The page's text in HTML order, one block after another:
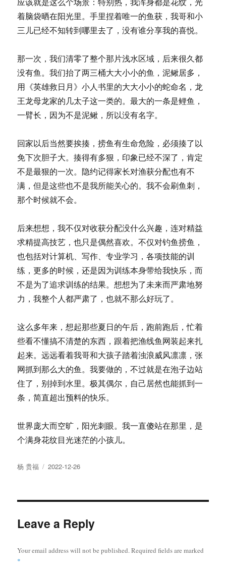
着脑袋晒在阳光里。手里捏着唯一的鱼获，我哥和小
三儿已经不知转到哪里去了，没有谁分享我的喜悦。
那一次，我们清零了整个那片浅水区域，后来很久都
没有鱼。我们抬了两三桶大大小小的鱼，泥鳅居多，
用《英雄救日月》小人书里的大大小小的蛇命名，龙
王龙母龙家的几太子这一类的。最大的一条是鲤鱼，
一臂长，因为不是泥鳅，所以没有名字。
回家以后当然要挨揍，捞鱼有生命危险，必须揍了以
免下次胆子大。揍得有多狠，印象已经不深了，肯定
不是最狠的一次。隐约记得家长对渔获分配也有不
满，但是这些也不是我所能关心的。我不会刷鱼刺，
那个时候就不会。
后来想想，我不仅对收获分配没什么兴趣，连对精益
求精提高技艺，也只是偶然喜欢。不仅对钓鱼捞鱼，
也包括对计算机、写作、专业学习，各项技能的训
练，更多的时候，还是因为训练本身带给我快乐，而
不是为了追求训练的结果。想想为了未来而严肃地努
力，我整个人都严肃了，也就不那么好玩了。
这么多年来，想起那些夏日的午后，跑前跑后，忙着
些看不懂搞不清楚的东西，跟着把渔线鱼网装起来扎
起来。远远看着我哥和大孩子踏着浊浪威风凛凛，张
网抓到那么大的鱼。我要做的，不过就是在泡子边站
住了，别掉到水里。极其偶尔，自己居然也能抓到一
条，简直超出预料的快乐。
世界庞大而空旷，阳光刺眼。我一直傻站在那里，是
个满身花纹目光迷茫的小孩儿。
Author
杨 贵福
Posted
2022-12-26
Leave a Reply
Your email address will not be published.Required fields are marked
*